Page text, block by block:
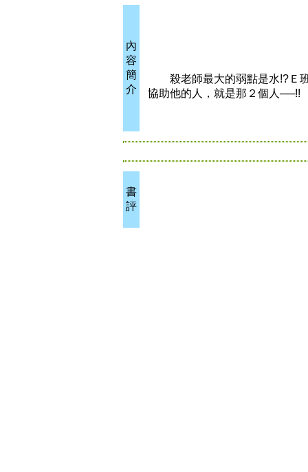
內
容
簡
介
殺老師最大的弱點是水!?Ｅ班
協助他的人，就是那２個人──!!
書
評